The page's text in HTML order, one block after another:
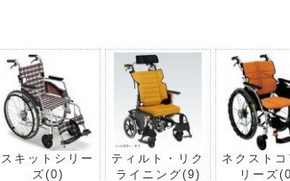
スキットシリー
ズ(0)
ティルト・リク
ライニング(9)
ネクスト
リーズ